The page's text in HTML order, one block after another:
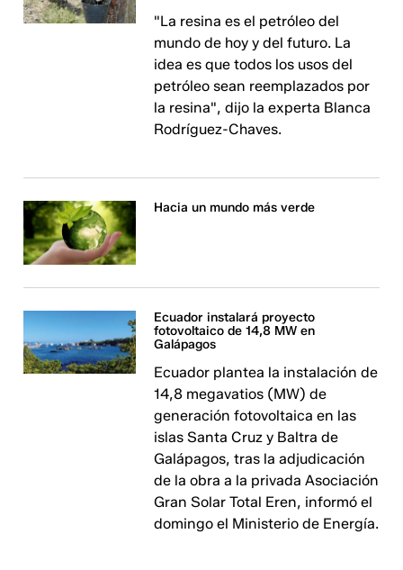
"La resina es el petróleo del
mundo de hoy y del futuro. La
idea es que todos los usos del
petróleo sean reemplazados por
la resina", dijo la experta Blanca
Rodríguez-Chaves.
Hacia un mundo más verde
Ecuador instalará proyecto
fotovoltaico de 14,8 MW en
Galápagos
Ecuador plantea la instalación de
14,8 megavatios (MW) de
generación fotovoltaica en las
islas Santa Cruz y Baltra de
Galápagos, tras la adjudicación
de la obra a la privada Asociación
Gran Solar Total Eren, informó el
domingo el Ministerio de Energía.